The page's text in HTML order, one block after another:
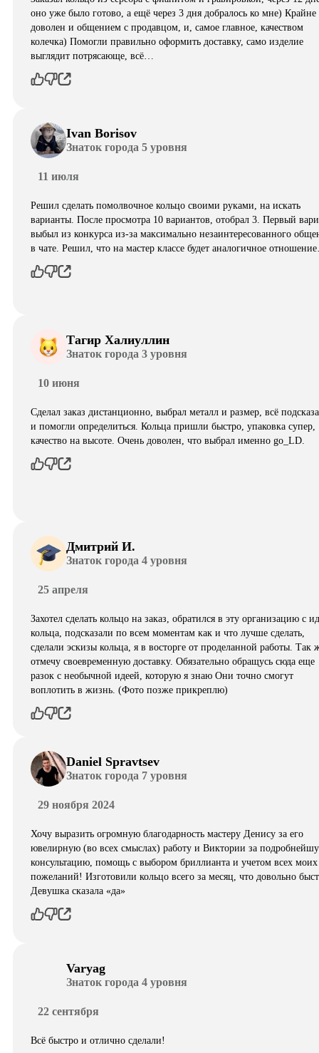
оно уже было готово, а ещё через 3 дня добралось ко мне) Крайне
доволен и общением с продавцом, и, самое главное, качеством
колечка) Помогли правильно оформить доставку, само изделие
выглядит потрясающе, всë…
Ivan Borisov
Знаток города 5 уровня
11 июля
Решил сделать помолвочное кольцо своими руками, на искать
варианты. После просмотра 10 вариантов, отобрал 3. Первый
выбыл из конкурса из-за максимально незаинтересованного
в чате. Решил, что на мастер классе будет аналогичное
Тагир Халиуллин
Знаток города 3 уровня
10 июня
Сделал заказ дистанционно, выбрал металл и размер, всё
и помогли определиться. Кольца пришли быстро, упаковка супер,
качество на высоте. Очень доволен, что выбрал именно go_LD.
Дмитрий И.
Знаток города 4 уровня
25 апреля
Захотел сделать кольцо на заказ, обратился в эту организацию с
кольца, подсказали по всем моментам как и что лучше сделать,
сделали эскизы кольца, я в восторге от проделанной работы. Так
отмечу своевременную доставку. Обязательно обращусь сюда еще
разок с необычной идеей, которую я знаю Они точно смогут
воплотить в жизнь. (Фото позже прикреплю)
Daniel Spravtsev
Знаток города 7 уровня
29 ноября 2024
Хочу выразить огромную благодарность мастеру Денису за его
ювелирную (во всех смыслах) работу и Виктории за
консультацию, помощь с выбором бриллианта и учетом всех моих
пожеланий! Изготовили кольцо всего за месяц, что довольно
Девушка сказала «да»
Varyag
Знаток города 4 уровня
22 сентября
Всё быстро и отлично сделали!